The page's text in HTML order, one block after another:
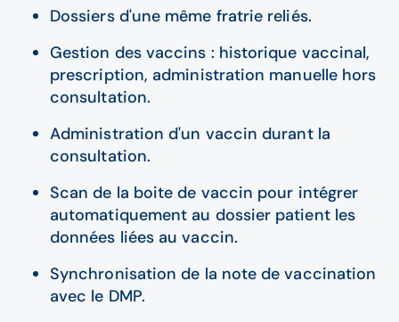
Dossiers d'une même fratrie reliés.
Gestion des vaccins : historique vaccinal,
prescription, administration manuelle hors
consultation.
Administration d'un vaccin durant la
consultation.
Scan de la boite de vaccin pour intégrer
automatiquement au dossier patient les
données liées au vaccin.
Synchronisation de la note de vaccination
avec le DMP.